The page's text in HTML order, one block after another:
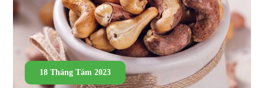
18 Tháng Tám 2023